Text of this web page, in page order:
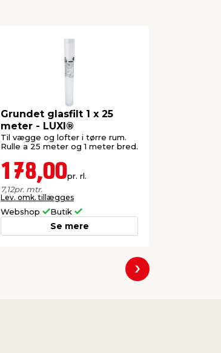
Grundet glasfilt 1 x 25
meter - LUXI®
Til vægge og lofter i tørre rum.
Rulle a 25 meter og 1 meter bred.
178,00pr. rl.
7,12pr. mtr.
Lev. omk. tillægges
Webshop Butik
Se mere
Næste